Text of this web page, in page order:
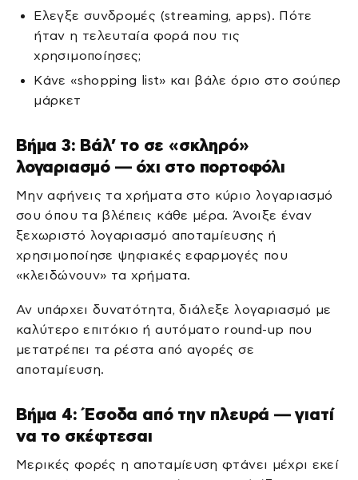
Ελεγξε συνδρομές (streaming, apps). Πότε
ήταν η τελευταία φορά που τις
χρησιμοποίησες;
Κάνε «shopping list» και βάλε όριο στο σούπερ
μάρκετ
Βήμα 3: Βάλ’ το σε «σκληρό»
λογαριασμό — όχι στο πορτοφόλι
Μην αφήνεις τα χρήματα στο κύριο λογαριασμό
σου όπου τα βλέπεις κάθε μέρα. Άνοιξε έναν
ξεχωριστό λογαριασμό αποταμίευσης ή
χρησιμοποίησε ψηφιακές εφαρμογές που
«κλειδώνουν» τα χρήματα.
Αν υπάρχει δυνατότητα, διάλεξε λογαριασμό με
καλύτερο επιτόκιο ή αυτόματο round-up που
μετατρέπει τα ρέστα από αγορές σε
αποταμίευση.
Βήμα 4: Έσοδα από την πλευρά — γιατί
να το σκέφτεσαι
Μερικές φορές η αποταμίευση φτάνει μέχρι εκεί